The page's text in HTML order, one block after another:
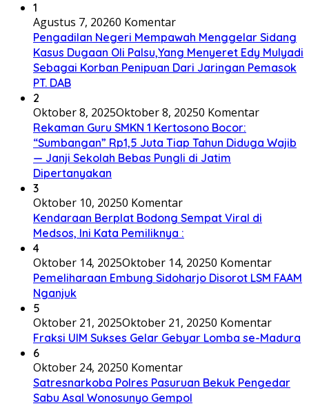
1
Agustus 7, 20260 Komentar
Pengadilan Negeri Mempawah Menggelar Sidang
Kasus Dugaan Oli Palsu,Yang Menyeret Edy Mulyadi
Sebagai Korban Penipuan Dari Jaringan Pemasok
PT. DAB
2
Oktober 8, 2025Oktober 8, 20250 Komentar
Rekaman Guru SMKN 1 Kertosono Bocor:
“Sumbangan” Rp1,5 Juta Tiap Tahun Diduga Wajib
— Janji Sekolah Bebas Pungli di Jatim
Dipertanyakan
3
Oktober 10, 20250 Komentar
Kendaraan Berplat Bodong Sempat Viral di
Medsos, Ini Kata Pemiliknya :
4
Oktober 14, 2025Oktober 14, 20250 Komentar
Pemeliharaan Embung Sidoharjo Disorot LSM FAAM
Nganjuk
5
Oktober 21, 2025Oktober 21, 20250 Komentar
Fraksi UIM Sukses Gelar Gebyar Lomba se-Madura
6
Oktober 24, 20250 Komentar
Satresnarkoba Polres Pasuruan Bekuk Pengedar
Sabu Asal Wonosunyo Gempol